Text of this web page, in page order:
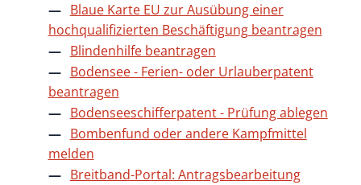
Blaue Karte EU zur Ausübung einer
hochqualifizierten Beschäftigung beantragen
Blindenhilfe beantragen
Bodensee - Ferien- oder Urlauberpatent
beantragen
Bodenseeschifferpatent - Prüfung ablegen
Bombenfund oder andere Kampfmittel
melden
Breitband-Portal: Antragsbearbeitung